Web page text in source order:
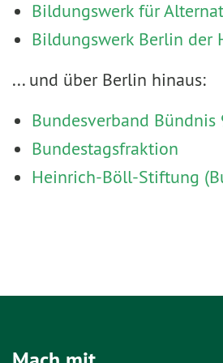
Bildungswerk für
Bildungswerk Berlin
... und über Berlin hinaus:
Bundesverband Bündnis
Bundestagsfraktion
Heinrich-Böll-Stiftung